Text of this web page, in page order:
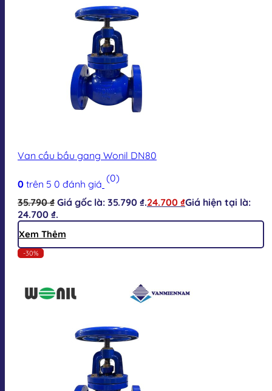
Van cầu bầu gang Wonil DN80
0 trên 5 0 đánh giá (0)
35.790₫ Giá gốc là: 35.790 ₫.24.700 ₫Giá hiện tại là:
24.700 ₫.
Xem Thêm
-30%